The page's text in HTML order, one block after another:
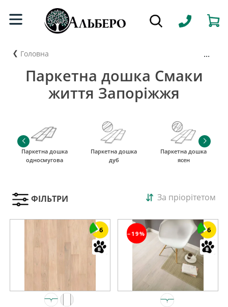
Головна ...
Паркетна дошка Смаки
життя Запоріжжя
Паркетна дошка
односмугова
Паркетна дошка
дуб
Паркетна дошка
ясен
ФІЛЬТРИ За пріорітетом
6 −19% 6